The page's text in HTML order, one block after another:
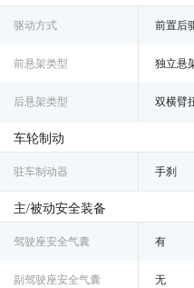
驱动方式 前置后
前悬架类型 独立悬
后悬架类型 双横臂
车轮制动
驻车制动器 手刹
主/被动安全装备
驾驶座安全气囊 有
副驾驶座安全气囊 无